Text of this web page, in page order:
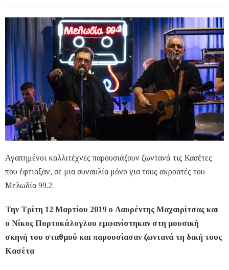
Αγαπημένοι καλλιτέχνες παρουσιάζουν ζωντανά τις Κασέτες
που έφτιαξαν, σε μια συναυλία μόνο για τους ακροατές του
Μελωδία 99.2.
Την Τρίτη 12 Μαρτίου 2019 ο Λαυρέντης Μαχαιρίτσας και
ο Νίκος Πορτοκάλογλου εμφανίστηκαν στη μουσική
σκηνή του σταθμού και παρουσίασαν ζωντανά τη δική τους
Κασέτα